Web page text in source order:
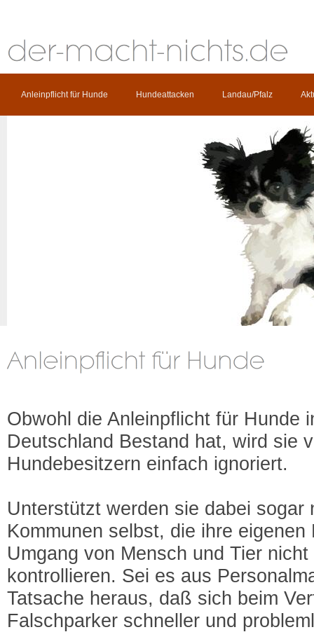
Anleinpflicht für Hunde Hundeattacken Landau/Pfalz
Obwohl die Anleinpflicht für Hunde
Deutschland Bestand hat, wird sie
Hundebesitzern einfach ignoriert.
Unterstützt werden sie dabei sogar
Kommunen selbst, die ihre eigenen
Umgang von Mensch und Tier
kontrollieren. Sei es aus
Tatsache heraus, daß sich beim
Falschparker schneller und